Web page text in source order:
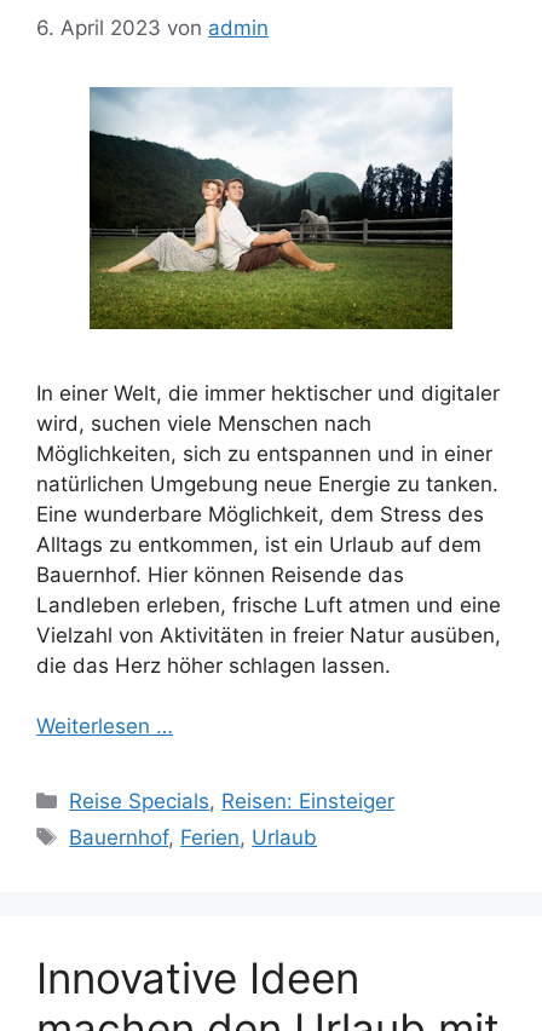
6. April 2023 von admin
In einer Welt, die immer hektischer und digitaler
wird, suchen viele Menschen nach
Möglichkeiten, sich zu entspannen und in einer
natürlichen Umgebung neue Energie zu tanken.
Eine wunderbare Möglichkeit, dem Stress des
Alltags zu entkommen, ist ein Urlaub auf dem
Bauernhof. Hier können Reisende das
Landleben erleben, frische Luft atmen und eine
Vielzahl von Aktivitäten in freier Natur ausüben,
die das Herz höher schlagen lassen.
Weiterlesen …
Kategorien
Reise Specials, Reisen: Einsteiger
Schlagwörter
Bauernhof, Ferien, Urlaub
Innovative Ideen